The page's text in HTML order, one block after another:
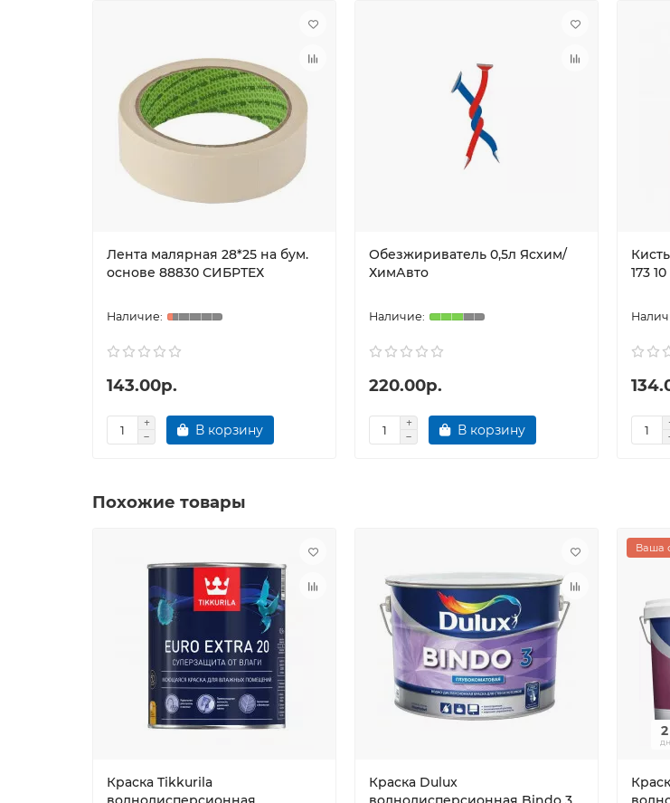
Лента малярная 28*25 на бум.
основе 88830 СИБРТЕХ
143.00р.
В корзину
Обезжириватель 0,5л Ясхим/
ХимАвто
220.00р.
В корзину
173
Похожие товары
Краска Tikkurila
Краска Dulux
Ваша